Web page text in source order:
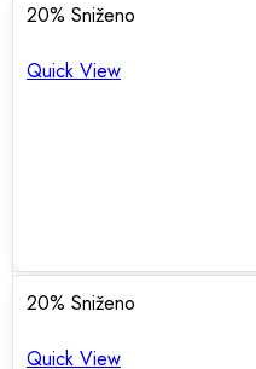
20% Sniženo
Quick View
20% Sniženo
Quick View